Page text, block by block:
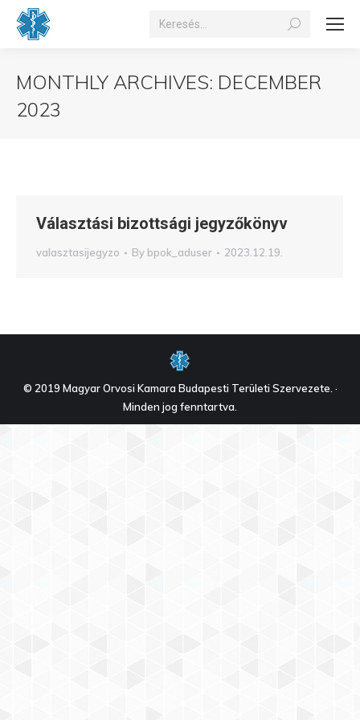
Search:
MONTHLY ARCHIVES: DECEMBER
2023
Választási bizottsági jegyzőkönyv
valasztasijegyzo By bpok_aduser 2023.12.19.
© 2019 Magyar Orvosi Kamara Budapesti Területi Szervezete. ·
Minden jog fenntartva.